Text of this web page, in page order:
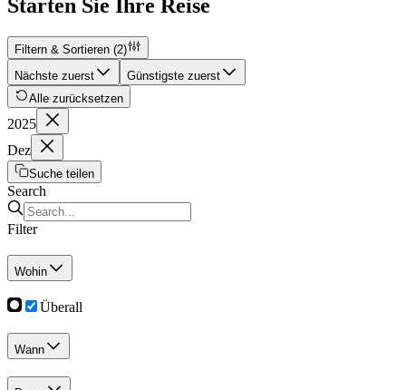
Starten Sie Ihre Reise
Filtern & Sortieren (2)
Nächste zuerst
Günstigste zuerst
Alle zurücksetzen
2025
Dez
Suche teilen
Search
Filter
Wohin
Überall
Wann